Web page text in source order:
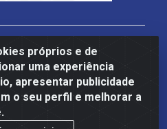
próprios e de
uma experiência
apresentar publicidade
o seu perfil e melhorar a
- CNPJ 08.691.096/0001-93 -
22 Lt 7, 9, 11, 13, 14 Ao 32,
Brasília/DF - CEP
220